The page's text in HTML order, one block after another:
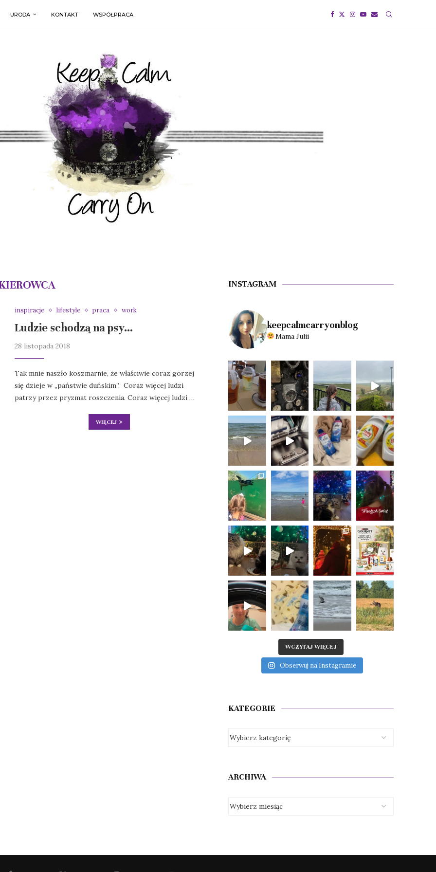
URODA KONTAKT WSPÓŁPRACA
inspiracje lifestyle praca work
Ludzie schodzą na psy…
28 listopada 2018
Tak mnie naszło koszmarnie, że właściwie coraz gorzej
się dzieje w „państwie duńskim”. Coraz więcej ludzi
patrzy przez pryzmat roszczenia. Coraz więcej ludzi …
WIĘCEJ
INSTAGRAM
keepcalmcarryonblog
Mama Julii
WCZYTAJ WIĘCEJ
Obserwuj na Instagramie
KATEGORIE
ARCHIWA